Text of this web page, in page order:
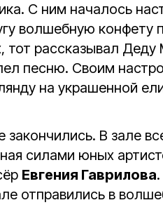
С ним началось
волшебную конфету
тот рассказывал
песню. Своим
на украшенной
закончились. В зале
силами юных
Евгения Гаврилова
отправились в